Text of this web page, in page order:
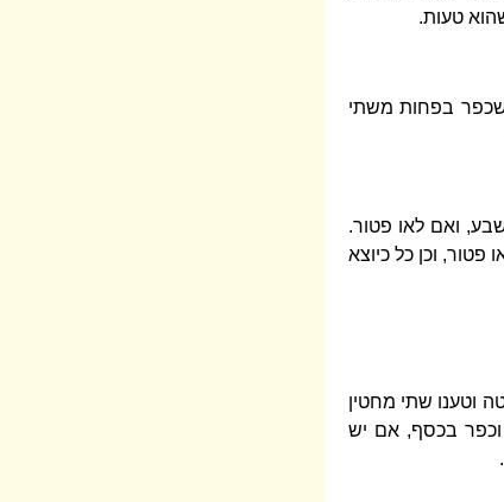
טעות.
שכפר בפחות משתי
ואם לאו פטור.
וכן כל כיוצא
וטענו שתי מחטין
וכפר בכסף, אם יש